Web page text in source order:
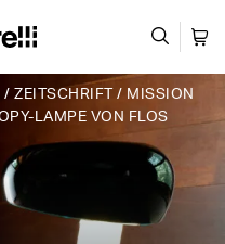
/ ZEITSCHRIFT / MISSION
LAMPE VON FLOS